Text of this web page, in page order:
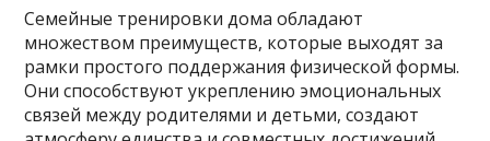
Семейные тренировки дома обладают
множеством преимуществ, которые выходят за
рамки простого поддержания физической формы.
Они способствуют укреплению эмоциональных
связей между родителями и детьми, создают